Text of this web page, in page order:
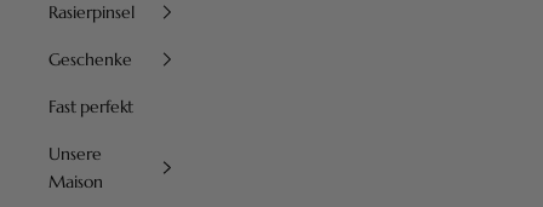
Rasierpinsel
Geschenke
Fast perfekt
Unsere
Maison